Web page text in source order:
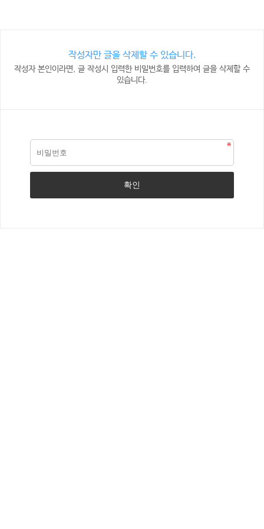
작성자만 글을 삭제할 수 있습니다.
작성자 본인이라면, 글 작성시 입력한 비밀번호를 입력하여 글을 삭제할 수
있습니다.